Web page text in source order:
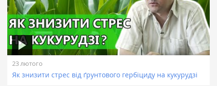
23 лютого
Як знизити стрес від ґрунтового гербіциду на кукурудзі